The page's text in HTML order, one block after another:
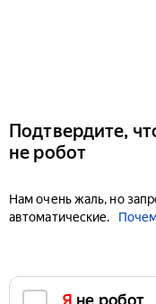
Подтвердите,
не робот
Нам очень жаль, но
автоматические.
Я не робот